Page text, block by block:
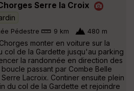
Serre la Croix
Pédestre 9 km 480 m
monter en voiture sur la
col de la Gardette jusqu'au parking
la randonnée en direction des
passant par Combe Belle
Lacroix. Continer ensuite plein
du col de la Gardette et rejoindre